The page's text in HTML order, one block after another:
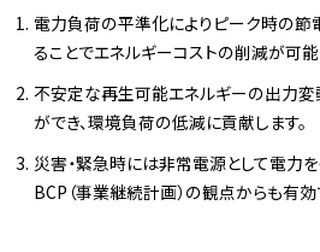
電力負荷の平準化によりピーク時の節
ることでエネルギーコストの削減が可能
不安定な再生可能エネルギーの出力変
ができ、環境負荷の低減に貢献します。
災害・緊急時には非常電源として電力
BCP（事業継続計画）の観点からも有効